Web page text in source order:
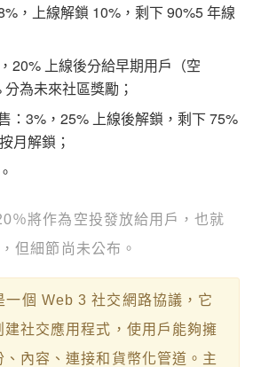
，上線解鎖 10%，剩下 90%5 年線
20% 上線後分給早期用戶（空
為未來社區獎勵；
：3%，25% 上線後解鎖，剩下 75%
月解鎖；
％將作為空投發放給用戶，也就
但細節尚未公布。
個 Web 3 社交網路協議，它
社交應用程式，使用戶能夠擁
內容、連接和貨幣化管道。主